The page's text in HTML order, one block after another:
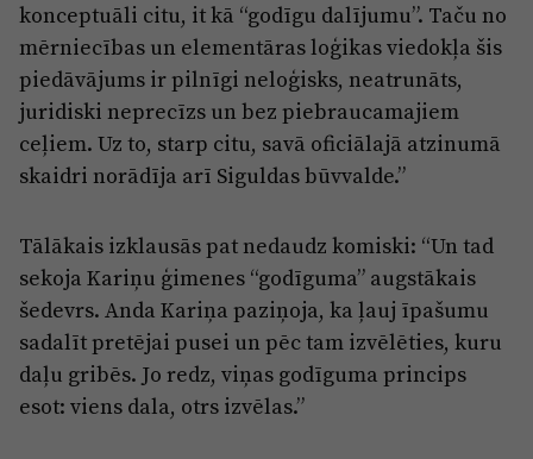
konceptuāli citu, it kā “godīgu dalījumu”. Taču no
mērniecības un elementāras loģikas viedokļa šis
piedāvājums ir pilnīgi neloģisks, neatrunāts,
juridiski neprecīzs un bez piebraucamajiem
ceļiem. Uz to, starp citu, savā oficiālajā atzinumā
skaidri norādīja arī Siguldas būvvalde.”
Tālākais izklausās pat nedaudz komiski: “Un tad
sekoja Kariņu ģimenes “godīguma” augstākais
šedevrs. Anda Kariņa paziņoja, ka ļauj īpašumu
sadalīt pretējai pusei un pēc tam izvēlēties, kuru
daļu gribēs. Jo redz, viņas godīguma princips
esot: viens dala, otrs izvēlas.”